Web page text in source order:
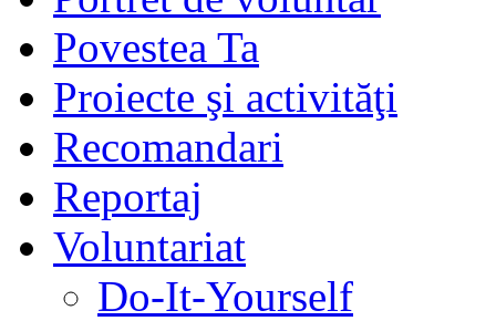
Povestea Ta
Proiecte şi activităţi
Recomandari
Reportaj
Voluntariat
Do-It-Yourself